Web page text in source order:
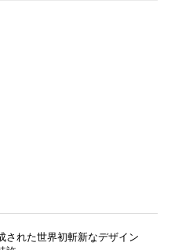
された世界初斬新なデザイン